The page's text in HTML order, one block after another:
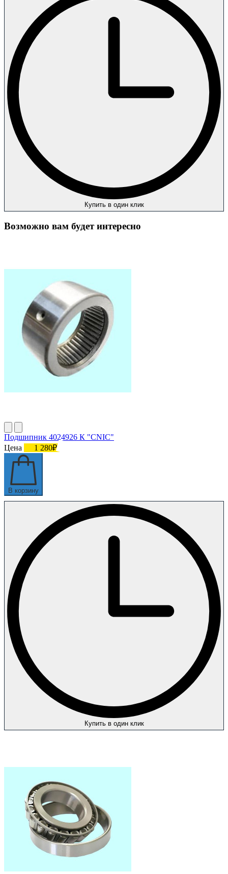
Купить в один клик
Возможно вам будет интересно
Подшипник 4024926 К "СNIC"
Цена
1 280₽
В корзину
Купить в один клик